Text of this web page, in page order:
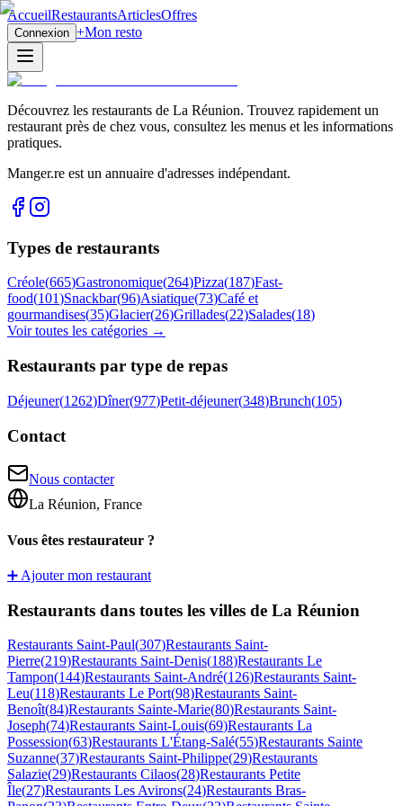
AccueilRestaurantsArticlesOffres
Connexion +Mon resto
Découvrez les restaurants de La Réunion. Trouvez rapidement un
restaurant près de chez vous, consultez les menus et les informations
pratiques.
Manger.re est un annuaire d'adresses indépendant.
Types de restaurants
Créole(665)Gastronomique(264)Pizza(187)Fast-
food(101)Snackbar(96)Asiatique(73)Café et
gourmandises(35)Glacier(26)Grillades(22)Salades(18)
Voir toutes les catégories →
Restaurants par type de repas
Déjeuner(1262)Dîner(977)Petit-déjeuner(348)Brunch(105)
Contact
Nous contacter
La Réunion, France
Vous êtes restaurateur ?
➕ Ajouter mon restaurant
Restaurants dans toutes les villes de La Réunion
Restaurants Saint-Paul(307)Restaurants Saint-
Pierre(219)Restaurants Saint-Denis(188)Restaurants Le
Tampon(144)Restaurants Saint-André(126)Restaurants Saint-
Leu(118)Restaurants Le Port(98)Restaurants Saint-
Benoît(84)Restaurants Sainte-Marie(80)Restaurants Saint-
Joseph(74)Restaurants Saint-Louis(69)Restaurants La
Possession(63)Restaurants L'Étang-Salé(55)Restaurants Sainte
Suzanne(37)Restaurants Saint-Philippe(29)Restaurants
Salazie(29)Restaurants Cilaos(28)Restaurants Petite
Île(27)Restaurants Les Avirons(24)Restaurants Bras-